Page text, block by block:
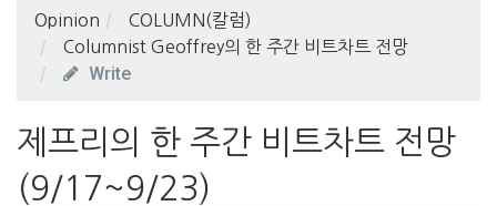
Opinion
COLUMN(칼럼)
Columnist Geoffrey의 한 주간 비트차트 전망
Write
제프리의 한 주간 비트차트 전망
(9/17~9/23)